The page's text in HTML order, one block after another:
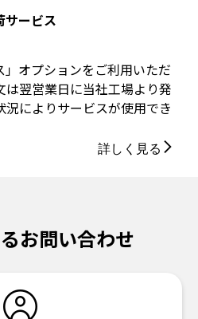
サービス
」オプションをご利用いただ
は翌営業日に当社工場より発
によりサービスが使用でき
詳しく見る
お問い合わせ